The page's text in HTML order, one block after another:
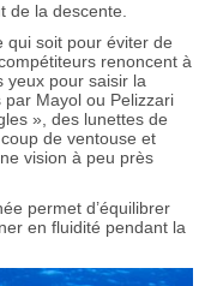
de la descente.
qui soit pour éviter de
renoncent à
yeux pour saisir la
Mayol ou Pelizzari
», des lunettes de
de ventouse et
vision à peu près
permet d’équilibrer
en fluidité pendant la